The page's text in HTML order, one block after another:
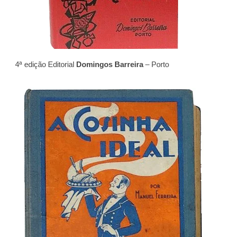
4ª edição Editorial Domingos Barreira– Porto